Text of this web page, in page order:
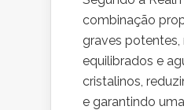
combinação
graves potentes,
equilibrados e
cristalinos,
e garantindo